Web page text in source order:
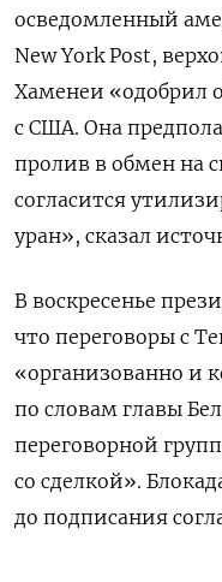
осведомленный
New York Post,
Хаменеи «одобрил
с США. Она
пролив в обмен на
согласится
уран», сказал
В воскресенье
что переговоры с
«организованно и
по словам главы
переговорной
со сделкой».
до подписания